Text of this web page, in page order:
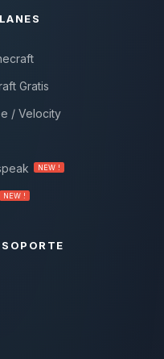
Gratis
/ Velocity
NEW !
NEW !